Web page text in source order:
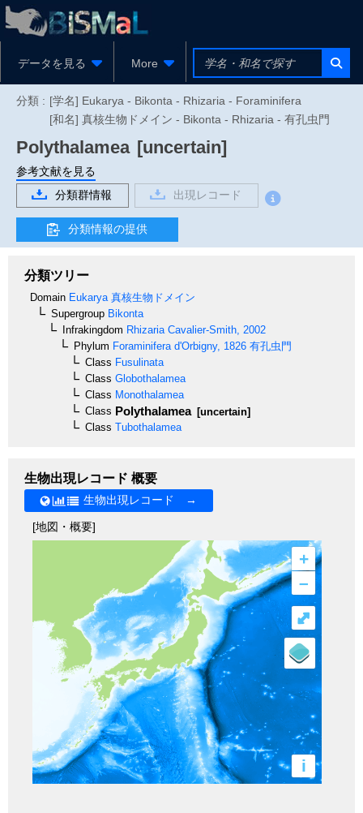
データを見る More
分類 : [学名] Eukarya - Bikonta - Rhizaria - Foraminifera
[和名] 真核生物ドメイン - Bikonta - Rhizaria - 有孔虫門
Polythalamea [uncertain]
参考文献を見る
分類群情報
出現レコード
分類情報の提供
分類ツリー
Domain Eukarya 真核生物ドメイン
Supergroup Bikonta
Infrakingdom Rhizaria Cavalier-Smith, 2002
Phylum Foraminifera d'Orbigny, 1826 有孔虫門
Class Fusulinata
Class Globothalamea
Class Monothalamea
Class Polythalamea [uncertain]
Class Tubothalamea
生物出現レコード 概要
生物出現レコード →
[地図・概要]
+
–
i
⤢